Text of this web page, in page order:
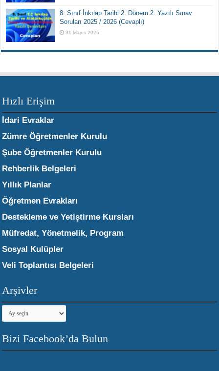
8. Sınıf İnkılap Tarihi 2. Dönem 2. Yazılı Sınav
Soruları 2025 / 2026 (Cevaplı)
31 Mayıs 2026
Hızlı Erişim
İdari Evraklar
Zümre Öğretmenler Kurulu
Şube Öğretmenler Kurulu
Rehberlik Belgeleri
Yıllık Planlar
Öğretmen Evrakları
Destekleme ve Yetiştirme Kursları
Müfredat, Yönetmelik, Program
Sosyal Kulüpler
Veli Toplantısı Belgeleri
Arşivler
Arşivler
Bizi Facebook’da Bulun